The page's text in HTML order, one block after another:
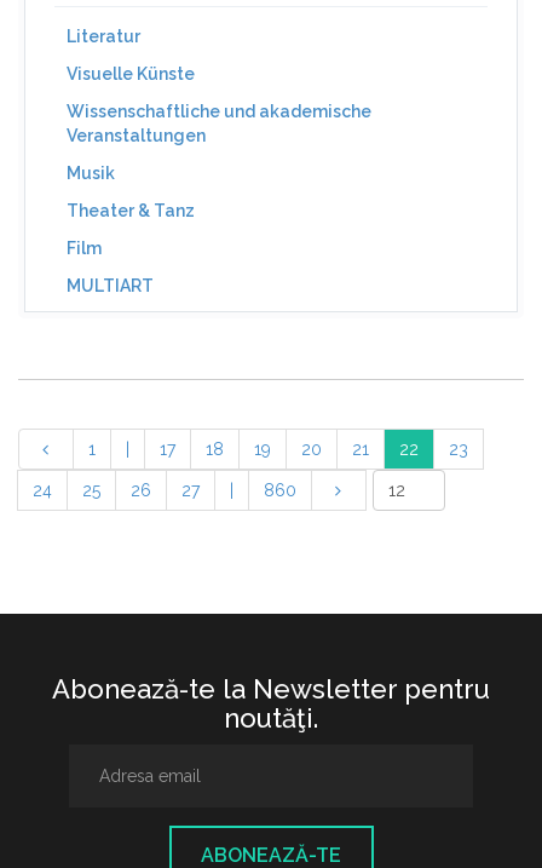
Literatur
Visuelle Künste
Wissenschaftliche und akademische
Veranstaltungen
Musik
Theater & Tanz
Film
MULTIART
1 17 18 19 20 21 22 23
24 25 26 27 860
Abonează-te la Newsletter pentru
noutăţi.
ABONEAZĂ-TE